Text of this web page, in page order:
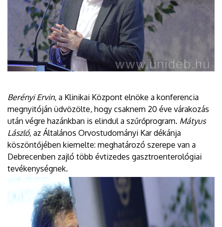
Berényi Ervin, a Klinikai Központ elnöke a konferencia
megnyitóján üdvözölte, hogy csaknem 20 éve várakozás
után végre hazánkban is elindul a szűrőprogram. Mátyus
László, az Általános Orvostudományi Kar dékánja
köszöntőjében kiemelte: meghatározó szerepe van a
Debrecenben zajló több évtizedes gasztroenterológiai
tevékenységnek.